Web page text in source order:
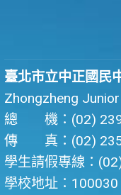
臺北市立中正國民
Zhongzheng
總 機：(02)
傳 真：(02)
學生請假專線：
學校地址：